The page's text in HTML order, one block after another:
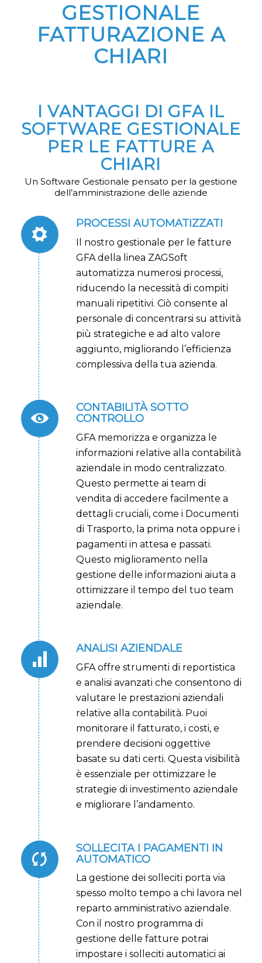
GESTIONALE
FATTURAZIONE A
CHIARI
I VANTAGGI DI GFA IL
SOFTWARE GESTIONALE
PER LE FATTURE A
CHIARI
Un Software Gestionale pensato per la gestione
dell’amministrazione delle aziende
PROCESSI AUTOMATIZZATI
Il nostro gestionale per le fatture
GFA della linea ZAGSoft
automatizza numerosi processi,
riducendo la necessità di compiti
manuali ripetitivi. Ciò consente al
personale di concentrarsi su attività
più strategiche e ad alto valore
aggiunto, migliorando l’efficienza
complessiva della tua azienda.
CONTABILITÀ SOTTO
CONTROLLO
GFA memorizza e organizza le
informazioni relative alla contabilità
aziendale in modo centralizzato.
Questo permette ai team di
vendita di accedere facilmente a
dettagli cruciali, come i Documenti
di Trasporto, la prima nota oppure i
pagamenti in attesa e passati.
Questo miglioramento nella
gestione delle informazioni aiuta a
ottimizzare il tempo del tuo team
aziendale.
ANALISI AZIENDALE
GFA offre strumenti di reportistica
e analisi avanzati che consentono di
valutare le prestazioni aziendali
relative alla contabilità. Puoi
monitorare il fatturato, i costi, e
prendere decisioni oggettive
basate su dati certi. Questa visibilità
è essenziale per ottimizzare le
strategie di investimento aziendale
e migliorare l’andamento.
SOLLECITA I PAGAMENTI IN
AUTOMATICO
La gestione dei solleciti porta via
spesso molto tempo a chi lavora nel
reparto amministrativo aziendale.
Con il nostro programma di
gestione delle fatture potrai
impostare i solleciti automatici ai